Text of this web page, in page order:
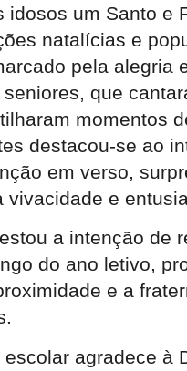
idosos um Santo e
natalícias e
pela alegria
que
momentos
destacou-se ao
em verso,
vivacidade e
a intenção de
do ano letivo,
e a
agradece à